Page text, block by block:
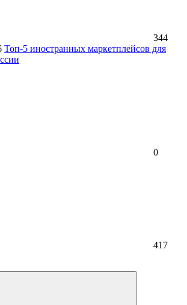
344
Топ-5 иностранных маркетплейсов для
0
417